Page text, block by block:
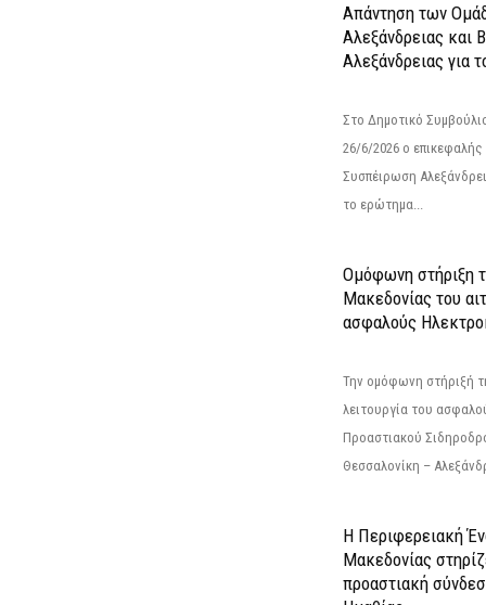
Απάντηση των
Αλεξάνδρειας και
Αλεξάνδρειας για
Στο Δημοτικό
26/6/2026 ο
Συσπέιρωση
το ερώτημα...
Ομόφωνη στήριξη
Μακεδονίας του
ασφαλούς
Την ομόφωνη στήριξή
λειτουργία του
Προαστιακού
Θεσσαλονίκη –
Η Περιφερειακή
Μακεδονίας
προαστιακή